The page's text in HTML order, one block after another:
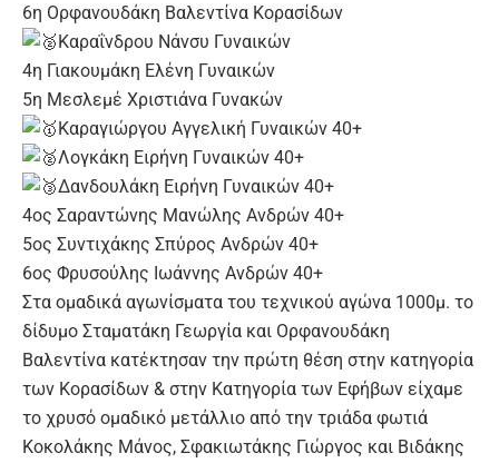
6η Ορφανουδάκη Βαλεντίνα Κορασίδων
Καραΐνδρου Νάνσυ Γυναικών
4η Γιακουμάκη Ελένη Γυναικών
5η Μεσλεμέ Χριστιάνα Γυνακών
Καραγιώργου Αγγελική Γυναικών 40+
Λογκάκη Ειρήνη Γυναικών 40+
Δανδουλάκη Ειρήνη Γυναικών 40+
4ος Σαραντώνης Μανώλης Ανδρών 40+
5ος Συντιχάκης Σπύρος Ανδρών 40+
6ος Φρυσούλης Ιωάννης Ανδρών 40+
Στα ομαδικά αγωνίσματα του τεχνικού αγώνα 1000μ. το
δίδυμο Σταματάκη Γεωργία και Ορφανουδάκη
Βαλεντίνα κατέκτησαν την πρώτη θέση στην κατηγορία
των Κορασίδων & στην Κατηγορία των Εφήβων είχαμε
το χρυσό ομαδικό μετάλλιο από την τριάδα φωτιά
Κοκολάκης Μάνος, Σφακιωτάκης Γιώργος και Βιδάκης